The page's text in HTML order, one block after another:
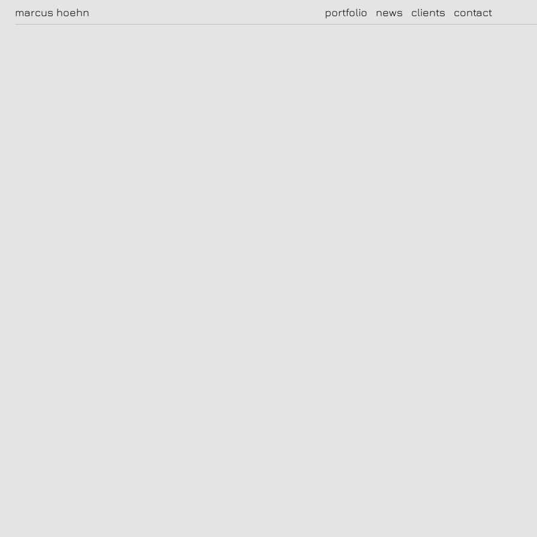
marcus hoehn portfolio news clients contact
|